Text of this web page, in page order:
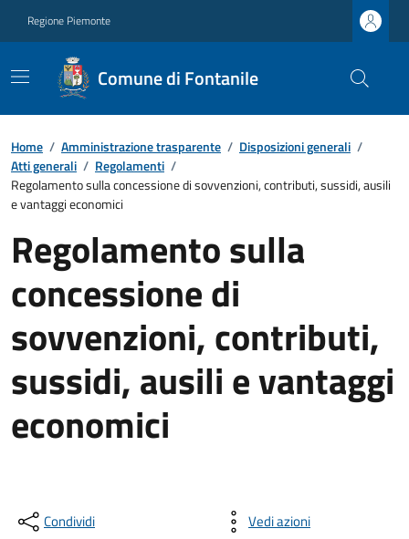
Regione Piemonte
Comune di Fontanile
Home / Amministrazione trasparente / Disposizioni generali /
Atti generali / Regolamenti /
Regolamento sulla concessione di sovvenzioni, contributi, sussidi, ausili
e vantaggi economici
Regolamento sulla
concessione di
sovvenzioni, contributi,
sussidi, ausili e vantaggi
economici
Condividi Vedi azioni